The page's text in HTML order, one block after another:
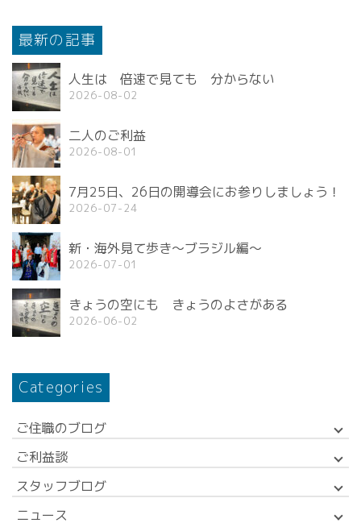
最新の記事
人生は 倍速で見ても 分からない
2026-08-02
二人のご利益
2026-08-01
7月25日、26日の開導会にお参りしましょう！
2026-07-24
新・海外見て歩き〜ブラジル編〜
2026-07-01
きょうの空にも きょうのよさがある
2026-06-02
Categories
ご住職のブログ
ご利益談
スタッフブログ
ニュース